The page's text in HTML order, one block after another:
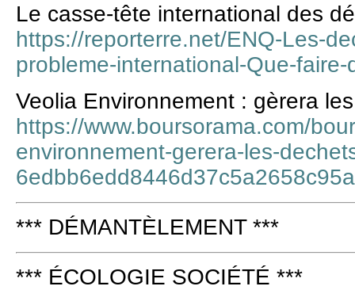
Le casse-tête international des
https://reporterre.net/ENQ-Les-
probleme-international-Que-
Veolia Environnement : gèrera
https://www.boursorama.com/
environnement-gerera-les-
*** DÉMANTÈLEMENT ***
*** ÉCOLOGIE SOCIÉTÉ ***